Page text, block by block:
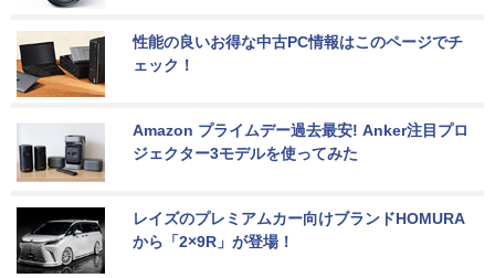
性能の良いお得な中古PC情報はこのページでチ
ェック！
Amazon プライムデー過去最安! Anker注目プロ
ジェクター3モデルを使ってみた
レイズのプレミアムカー向けブランドHOMURA
から「2×9R」が登場！